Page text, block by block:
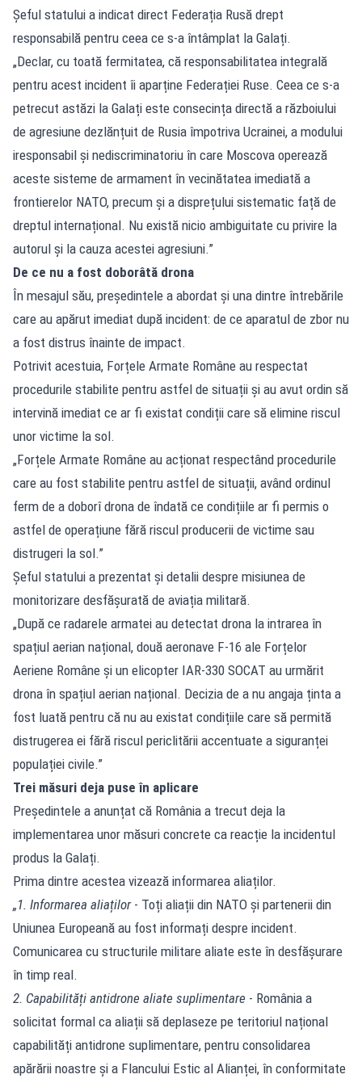
Șeful statului a indicat direct Federația Rusă drept
responsabilă pentru ceea ce s-a întâmplat la Galați.
„Declar, cu toată fermitatea, că responsabilitatea integrală
pentru acest incident îi aparține Federației Ruse. Ceea ce s-a
petrecut astăzi la Galați este consecința directă a războiului
de agresiune dezlănțuit de Rusia împotriva Ucrainei, a modului
iresponsabil și nediscriminatoriu în care Moscova operează
aceste sisteme de armament în vecinătatea imediată a
frontierelor NATO, precum și a disprețului sistematic față de
dreptul internațional. Nu există nicio ambiguitate cu privire la
autorul și la cauza acestei agresiuni.”
De ce nu a fost doborâtă drona
În mesajul său, președintele a abordat și una dintre întrebările
care au apărut imediat după incident: de ce aparatul de zbor nu
a fost distrus înainte de impact.
Potrivit acestuia, Forțele Armate Române au respectat
procedurile stabilite pentru astfel de situații și au avut ordin să
intervină imediat ce ar fi existat condiții care să elimine riscul
unor victime la sol.
„Forțele Armate Române au acționat respectând procedurile
care au fost stabilite pentru astfel de situații, având ordinul
ferm de a doborî drona de îndată ce condițiile ar fi permis o
astfel de operațiune fără riscul producerii de victime sau
distrugeri la sol.”
Șeful statului a prezentat și detalii despre misiunea de
monitorizare desfășurată de aviația militară.
„După ce radarele armatei au detectat drona la intrarea în
spațiul aerian național, două aeronave F-16 ale Forțelor
Aeriene Române și un elicopter IAR-330 SOCAT au urmărit
drona în spațiul aerian național. Decizia de a nu angaja ținta a
fost luată pentru că nu au existat condițiile care să permită
distrugerea ei fără riscul periclitării accentuate a siguranței
populației civile.”
Trei măsuri deja puse în aplicare
Președintele a anunțat că România a trecut deja la
implementarea unor măsuri concrete ca reacție la incidentul
produs la Galați.
Prima dintre acestea vizează informarea aliaților.
„1. Informarea aliaților- Toți aliații din NATO și partenerii din
Uniunea Europeană au fost informați despre incident.
Comunicarea cu structurile militare aliate este în desfășurare
în timp real.
2. Capabilități antidrone aliate suplimentare - România a
solicitat formal ca aliații să deplaseze pe teritoriul național
capabilități antidrone suplimentare, pentru consolidarea
apărării noastre și a Flancului Estic al Alianței, în conformitate